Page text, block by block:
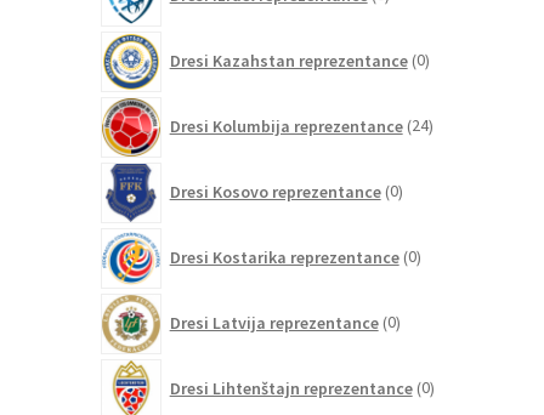
izdelkov
Dresi Kazahstan reprezentance 0izdelkov
Dresi Kolumbija reprezentance 24izdelkov
Dresi Kosovo reprezentance 0izdelkov
Dresi Kostarika reprezentance 0izdelkov
Dresi Latvija reprezentance 0izdelkov
Dresi Lihtenštajn reprezentance 0izdelkov